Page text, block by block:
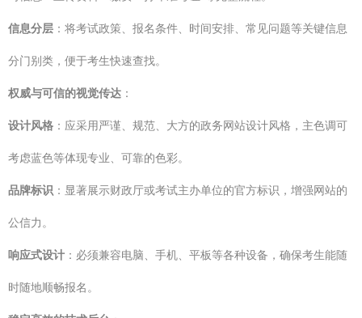
信息分层 ：将考试政策、报名条件、时间安排、常见问题等关键信息
分门别类，便于考生快速查找。
权威与可信的视觉传达 ：
设计风格 ：应采用严谨、规范、大方的政务网站设计风格，主色调可
考虑蓝色等体现专业、可靠的色彩。
品牌标识 ：显著展示财政厅或考试主办单位的官方标识，增强网站的
公信力。
响应式设计 ：必须兼容电脑、手机、平板等各种设备，确保考生能随
时随地顺畅报名。